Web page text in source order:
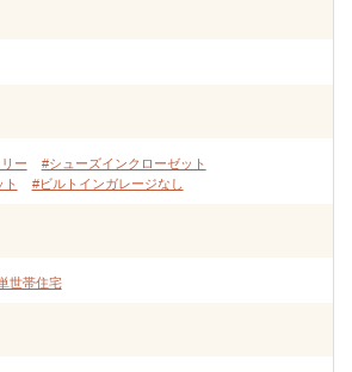
ー
#シューズインクローゼット
ト
#ビルトインガレージなし
世帯住宅